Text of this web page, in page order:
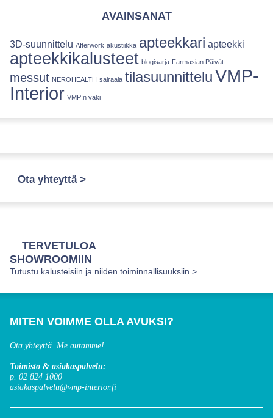
AVAINSANAT
3D-suunnittelu Afterwork akustiikka apteekkari apteekki
apteekkikalusteet blogisarja Farmasian Päivät
messut NEROHEALTH sairaala tilasuunnitteluVMP-
Interior VMP:n väki
Ota yhteyttä >
TERVETULOA
SHOWROOMIIN
Tutustu kalusteisiin ja niiden toiminnallisuuksiin >
MITEN VOIMME OLLA AVUKSI?
Ota yhteyttä. Me autamme!
Toimisto & asiakaspalvelu:
p. 02 824 1000
asiakaspalvelu@vmp-interior.fi